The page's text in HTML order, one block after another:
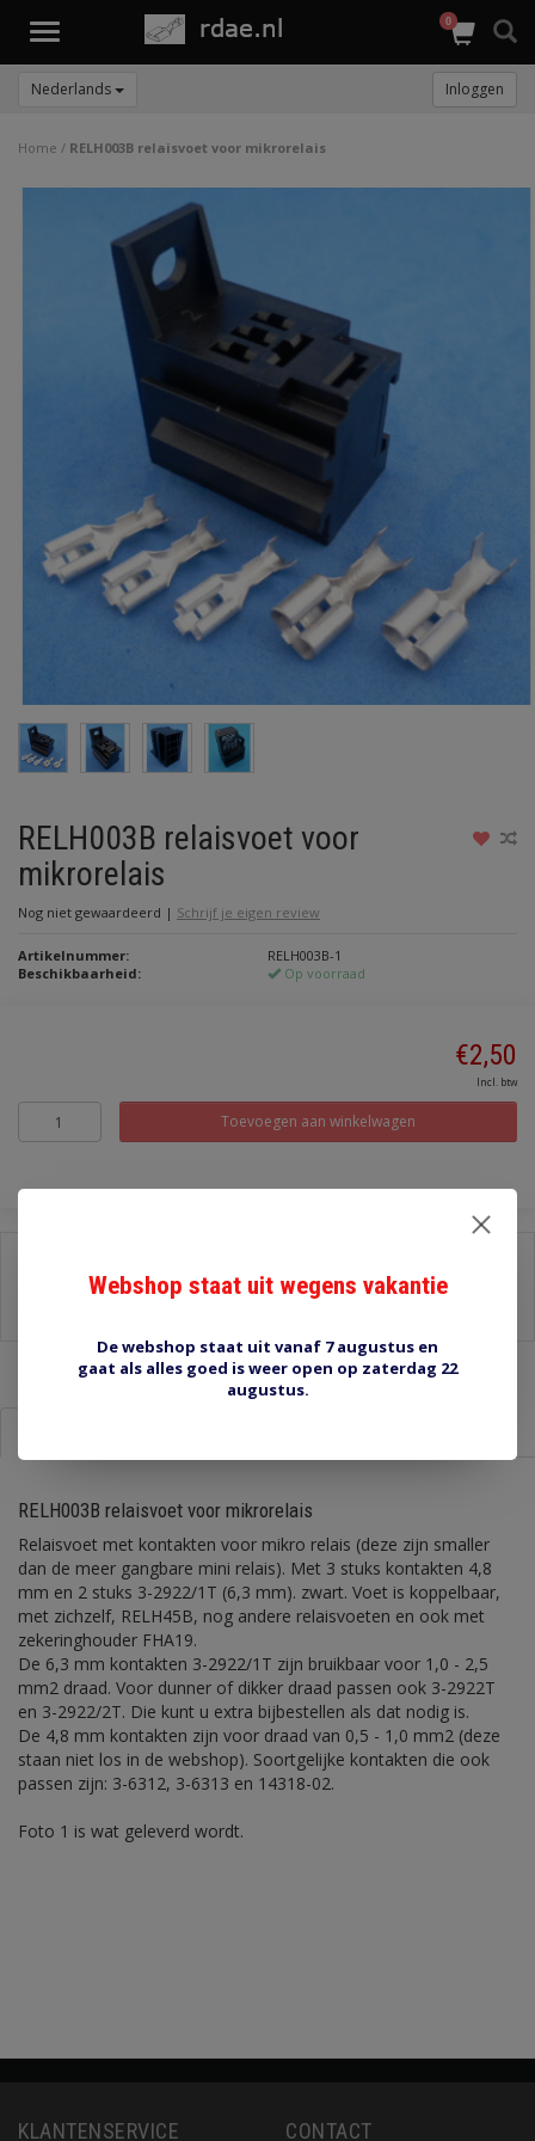
Toggle
0
Nederlands Inloggen
Home / RELH003B relaisvoet voor mikrorelais
RELH003B relaisvoet voor
mikrorelais
Nog niet gewaardeerd | Schrijf je eigen review
Artikelnummer:
RELH003B-1
Beschikbaarheid:
Op voorraad
€2,50
Incl. btw
Toevoegen aan winkelwagen
Stel een vraag over dit product
RELH003B relaisvoet voor mikrorelais
Relaisvoet met kontakten voor mikro relais (deze zijn smaller
dan de meer gangbare mini relais). Met 3 stuks kontakten 4,8
mm en 2 stuks 3-2922/1T (6,3 mm). zwart. Voet is koppelbaar,
met zichzelf, RELH45B, nog andere relaisvoeten en ook met
zekeringhouder FHA19.
De 6,3 mm kontakten 3-2922/1T zijn bruikbaar voor 1,0 - 2,5
mm2 draad. Voor dunner of dikker draad passen ook 3-2922T
en 3-2922/2T. Die kunt u extra bijbestellen als dat nodig is.
De 4,8 mm kontakten zijn voor draad van 0,5 - 1,0 mm2 (deze
staan niet los in de webshop). Soortgelijke kontakten die ook
passen zijn: 3-6312, 3-6313 en 14318-02.
Foto 1 is wat geleverd wordt.
KLANTENSERVICE CONTACT
Webshop staat uit wegens vakantie
De webshop staat uit vanaf 7 augustus en
gaat als alles goed is weer open op zaterdag 22
augustus.